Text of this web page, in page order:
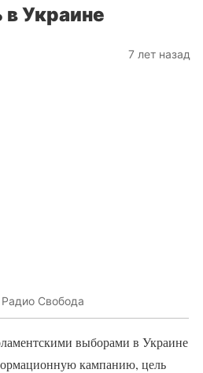
в Украине
7 лет назад
Свобода
выборами в Украине
кампанию, цель